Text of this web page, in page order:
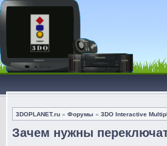
3DOPLANET.ru » Форумы » 3DO Interactive
Зачем нужны